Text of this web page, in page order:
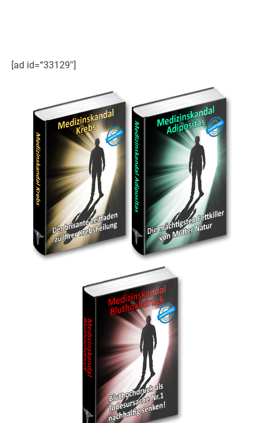
[ad id=“33129″]